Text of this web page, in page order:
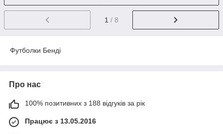
1 / 8
Футболки Бенді
Про нас
100% позитивних з 188 відгуків за рік
Працює з 13.05.2016